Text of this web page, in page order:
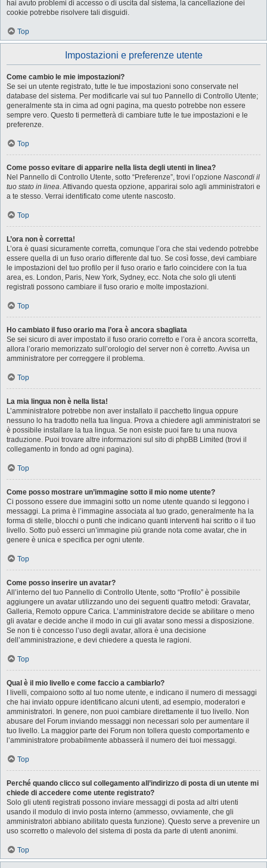
hai avuto problemi di accesso o di uscita dal sistema, la cancellazione dei
cookie potrebbe risolvere tali disguidi.
Top
Impostazioni e preferenze utente
Come cambio le mie impostazioni?
Se sei un utente registrato, tutte le tue impostazioni sono conservate nel
database del sistema. Per modificarle vai sul tuo Pannello di Controllo Utente;
generalmente sta in cima ad ogni pagina, ma questo potrebbe non essere
sempre vero. Questo ti permetterà di cambiare tutte le tue impostazioni e le
preferenze.
Top
Come posso evitare di apparire nella lista degli utenti in linea?
Nel Pannello di Controllo Utente, sotto “Preferenze”, trovi l’opzione Nascondi il
tuo stato in linea. Attivando questa opzione, apparirai solo agli amministratori e
a te stesso. Verrai identificato come utente nascosto.
Top
L’ora non è corretta!
L’ora è quasi sicuramente corretta, comunque l’ora che stai vedendo potrebbe
essere quella di un fuso orario differente dal tuo. Se così fosse, devi cambiare
le impostazioni del tuo profilo per il fuso orario e farlo coincidere con la tua
area, es. London, Paris, New York, Sydney, ecc. Nota che solo gli utenti
registrati possono cambiare il fuso orario e molte impostazioni.
Top
Ho cambiato il fuso orario ma l’ora è ancora sbagliata
Se sei sicuro di aver impostato il fuso orario corretto e l’ora è ancora scorretta,
allora l’orario memorizzato sull’orologio del server non è corretto. Avvisa un
amministratore per correggere il problema.
Top
La mia lingua non è nella lista!
L’amministratore potrebbe non aver installato il pacchetto lingua oppure
nessuno lo ha tradotto nella tua lingua. Prova a chiedere agli amministratori se
è possibile installare la tua lingua. Se non esiste puoi fare tu una nuova
traduzione. Puoi trovare altre informazioni sul sito di phpBB Limited (trovi il
collegamento in fondo ad ogni pagina).
Top
Come posso mostrare un’immagine sotto il mio nome utente?
Ci possono essere due immagini sotto un nome utente quando si leggono i
messaggi. La prima è l’immagine associata al tuo grado, generalmente ha la
forma di stelle, blocchi o punti che indicano quanti interventi hai scritto o il tuo
livello. Sotto può esserci un’immagine più grande nota come avatar, che in
genere è unica e specifica per ogni utente.
Top
Come posso inserire un avatar?
All’interno del tuo Pannello di Controllo Utente, sotto “Profilo” è possibile
aggiungere un avatar utilizzando uno dei seguenti quattro metodi: Gravatar,
Galleria, Remoto oppure Carica. L’amministratore decide se abilitare o meno
gli avatar e decide anche il modo in cui gli avatar sono messi a disposizione.
Se non ti è concesso l’uso degli avatar, allora è una decisione
dell’amministrazione, e devi chiedere a questa le ragioni.
Top
Qual è il mio livello e come faccio a cambiarlo?
I livelli, compaiono sotto al tuo nome utente, e indicano il numero di messaggi
che hai inviato oppure identificano alcuni utenti, ad esempio, moderatori e
amministratori. In genere, non puoi cambiare direttamente il tuo livello. Non
abusare del Forum inviando messaggi non necessari solo per aumentare il
tuo livello. La maggior parte dei Forum non tollera questo comportamento e
l’amministratore probabilmente abbasserà il numero dei tuoi messaggi.
Top
Perché quando clicco sul collegamento all’indirizzo di posta di un utente mi
chiede di accedere come utente registrato?
Solo gli utenti registrati possono inviare messaggi di posta ad altri utenti
usando il modulo di invio posta interno (ammesso, ovviamente, che gli
amministratori abbiano abilitato questa funzione). Questo serve a prevenire un
uso scorretto o malevolo del sistema di posta da parte di utenti anonimi.
Top